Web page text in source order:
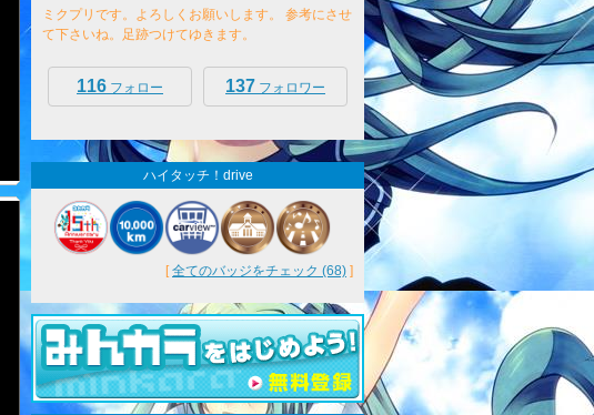
ミクプリです。よろしくお願いします。 参考にさせ
て下さいね。足跡つけてゆきます。
116 フォロー 137 フォロワー
ハイタッチ！drive
[全てのバッジをチェック (68) ]